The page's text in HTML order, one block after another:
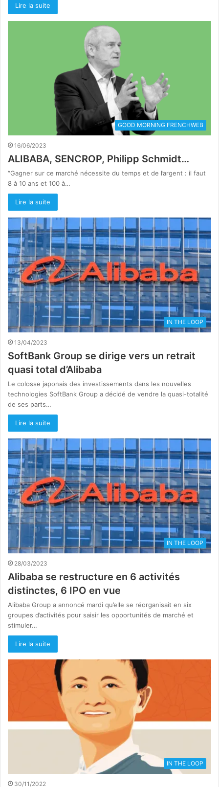
Lire la suite
GOOD MORNING FRENCHWEB
16/06/2023
ALIBABA, SENCROP, Philipp Schmidt…
“Gagner sur ce marché nécessite du temps et de l’argent : il faut
8 à 10 ans et 100 à…
Lire la suite
IN THE LOOP
13/04/2023
SoftBank Group se dirige vers un retrait
quasi total d’Alibaba
Le colosse japonais des investissements dans les nouvelles
technologies SoftBank Group a décidé de vendre la quasi-totalité
de ses parts…
Lire la suite
IN THE LOOP
28/03/2023
Alibaba se restructure en 6 activités
distinctes, 6 IPO en vue
Alibaba Group a annoncé mardi qu’elle se réorganisait en six
groupes d’activités pour saisir les opportunités de marché et
stimuler…
Lire la suite
IN THE LOOP
30/11/2022